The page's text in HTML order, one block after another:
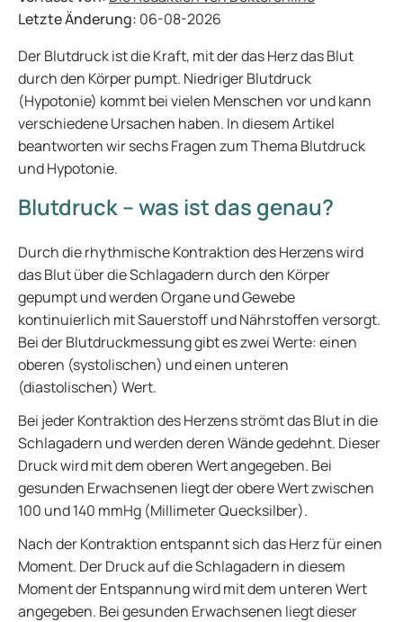
Letzte Änderung: 06-08-2026
Der Blutdruck ist die Kraft, mit der das Herz das Blut
durch den Körper pumpt. Niedriger Blutdruck
(Hypotonie) kommt bei vielen Menschen vor und kann
verschiedene Ursachen haben. In diesem Artikel
beantworten wir sechs Fragen zum Thema Blutdruck
und Hypotonie.
Blutdruck – was ist das genau?
Durch die rhythmische Kontraktion des Herzens wird
das Blut über die Schlagadern durch den Körper
gepumpt und werden Organe und Gewebe
kontinuierlich mit Sauerstoff und Nährstoffen versorgt.
Bei der Blutdruckmessung gibt es zwei Werte: einen
oberen (systolischen) und einen unteren
(diastolischen) Wert.
Bei jeder Kontraktion des Herzens strömt das Blut in die
Schlagadern und werden deren Wände gedehnt. Dieser
Druck wird mit dem oberen Wert angegeben. Bei
gesunden Erwachsenen liegt der obere Wert zwischen
100 und 140 mmHg (Millimeter Quecksilber).
Nach der Kontraktion entspannt sich das Herz für einen
Moment. Der Druck auf die Schlagadern in diesem
Moment der Entspannung wird mit dem unteren Wert
angegeben. Bei gesunden Erwachsenen liegt dieser